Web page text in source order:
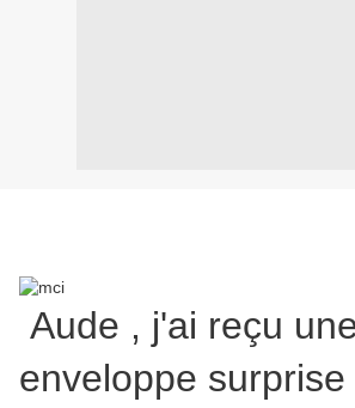
Aude , j'ai reçu
enveloppe surprise